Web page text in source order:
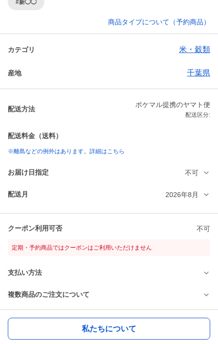
#新◯◯
商品タイプについて（予約商品）
カテゴリ 米・穀類
産地 千葉県
配送方法
ポケマル提携のヤマト便
配送区分:
配送料金（送料）
※離島などの例外はあります。詳細はこちら
お届け日指定 不可
配送月 2026年8月
クーポン利用可否 不可
定期・予約商品ではクーポンはご利用いただけません
支払い方法
複数商品のご注文について
私たちについて